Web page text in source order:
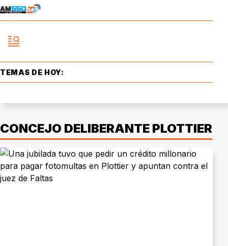
TEMAS DE HOY:
CONCEJO DELIBERANTE PLOTTIER